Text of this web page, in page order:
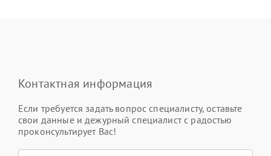
Контактная информация
Если требуется задать вопрос специалисту, оставьте
свои данные и дежурный специалист с радостью
проконсультирует Вас!